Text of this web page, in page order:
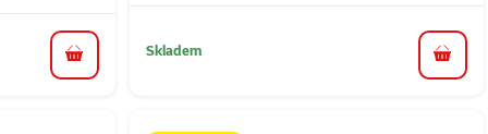
do košíku
Skladem
do